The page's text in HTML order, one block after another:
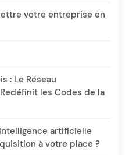
votre entreprise en
: Le Réseau
les Codes de la
artificielle
à votre place ?